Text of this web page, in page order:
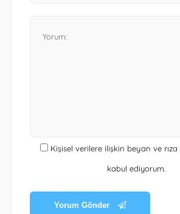
Kişisel verilere ilişkin beyan ve
kabul ediyorum.
Yorum Gönder